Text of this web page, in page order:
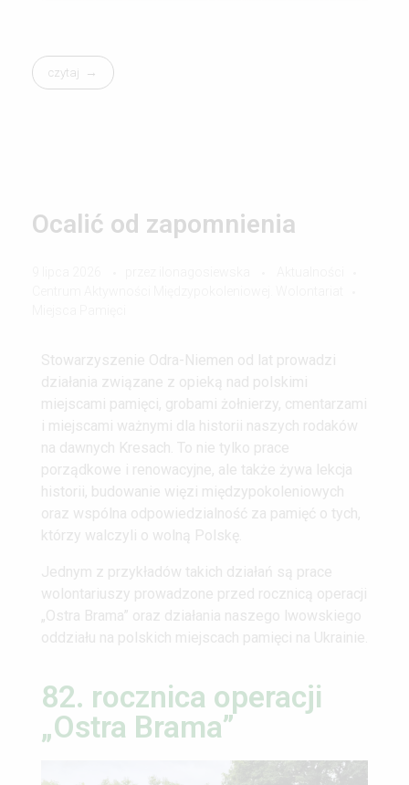
czytaj
Ocalić od zapomnienia
Stowarzyszenie Odra-Niemen od lat prowadzi
działania związane z opieką nad polskimi
miejscami pamięci, grobami żołnierzy, cmentarzami
i miejscami ważnymi dla historii naszych rodaków
na dawnych Kresach. To nie tylko prace
porządkowe i renowacyjne, ale także żywa lekcja
historii, budowanie więzi międzypokoleniowych
oraz wspólna odpowiedzialność za pamięć o tych,
którzy walczyli o wolną Polskę.
Jednym z przykładów takich działań są prace
wolontariuszy prowadzone przed rocznicą operacji
„Ostra Brama” oraz działania naszego lwowskiego
oddziału na polskich miejscach pamięci na Ukrainie.
82. rocznica operacji
„Ostra Brama”